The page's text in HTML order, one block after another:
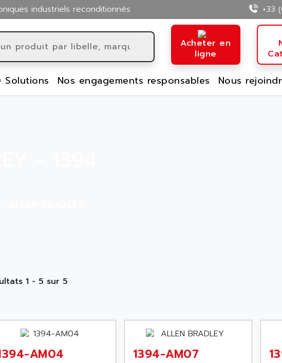
industriels reconditionnés +33
Acheter en
ligne
Solutions Nos engagements responsables Nous
1 - 5 sur 5
AM04 1394-AM07